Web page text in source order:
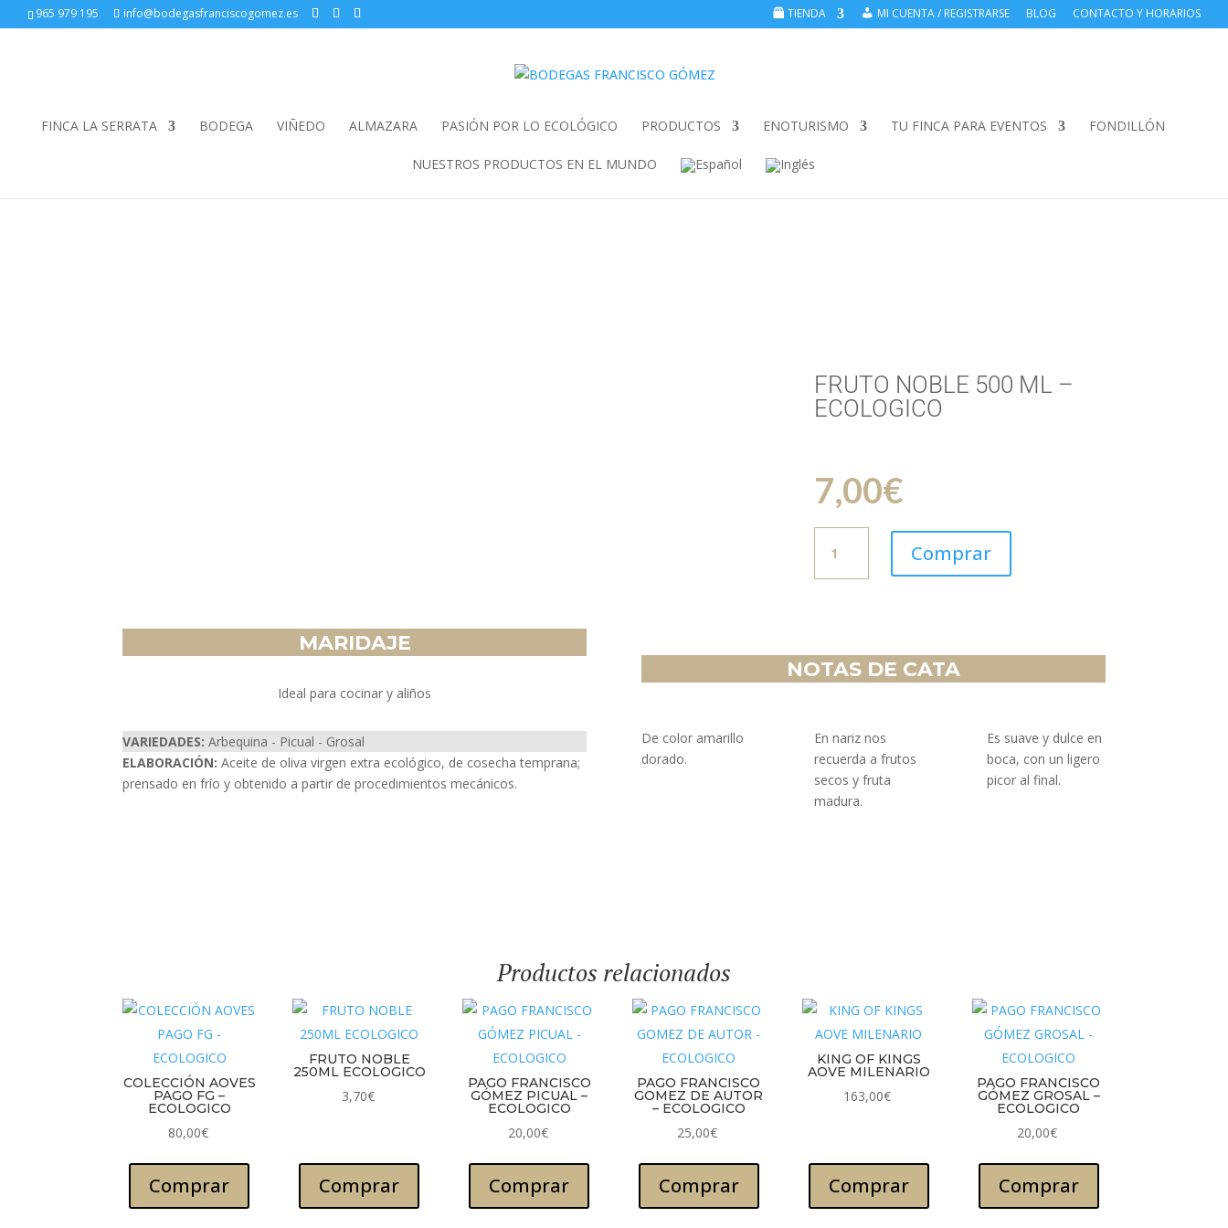
965 979 195 info@bodegasfranciscogomez.es TIENDA MI CUENTA / REGISTRARSE BLOG CONTACTO Y HORARIOS
FINCA LA SERRATA BODEGA VIÑEDO ALMAZARA PASIÓN POR LO ECOLÓGICO PRODUCTOS ENOTURISMO TU FINCA PARA EVENTOS FONDILLÓN
NUESTROS PRODUCTOS EN EL MUNDO
FRUTO NOBLE 500 ML –
ECOLOGICO
7,00€
NOBLE
500
cantidad
Comprar
MARIDAJE
Ideal para cocinar y aliños
VARIEDADES:Arbequina - Picual - Grosal
ELABORACIÓN:Aceite de oliva virgen extra ecológico, de cosecha temprana;
prensado en frío y obtenido a partir de procedimientos mecánicos.
NOTAS DE CATA
De color amarillo
dorado.
En nariz nos
recuerda a frutos
secos y fruta
madura.
Es suave y dulce en
boca, con un ligero
picor al final.
Productos relacionados
COLECCIÓN AOVES
PAGO FG –
ECOLOGICO
80,00€
Comprar
FRUTO NOBLE
250ML ECOLOGICO
3,70€
Comprar
PAGO FRANCISCO
GÓMEZ PICUAL –
ECOLOGICO
20,00€
Comprar
PAGO FRANCISCO
GOMEZ DE AUTOR
– ECOLOGICO
25,00€
Comprar
KING OF KINGS
AOVE MILENARIO
163,00€
Comprar
PAGO FRANCISCO
GÓMEZ GROSAL –
ECOLOGICO
20,00€
Comprar